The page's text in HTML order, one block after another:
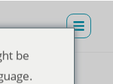
be